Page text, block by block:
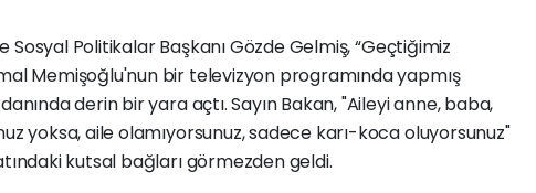
Sosyal Politikalar Başkanı Gözde Gelmiş, “Geçtiğimiz
Memişoğlu'nun bir televizyon programında yapmış
derin bir yara açtı. Sayın Bakan, "Aileyi anne, baba,
yoksa, aile olamıyorsunuz, sadece karı-koca oluyorsunuz"
kutsal bağları görmezden geldi.